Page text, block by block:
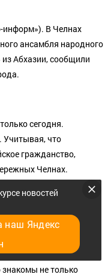
информ»). В Челнах
ансамбля народного
Абхазии, сообщили
сегодня.
Учитывая, что
гражданство,
Челнах.
участке № 2824,
они
году. Артисты
не только
новостей
наш Яндекс